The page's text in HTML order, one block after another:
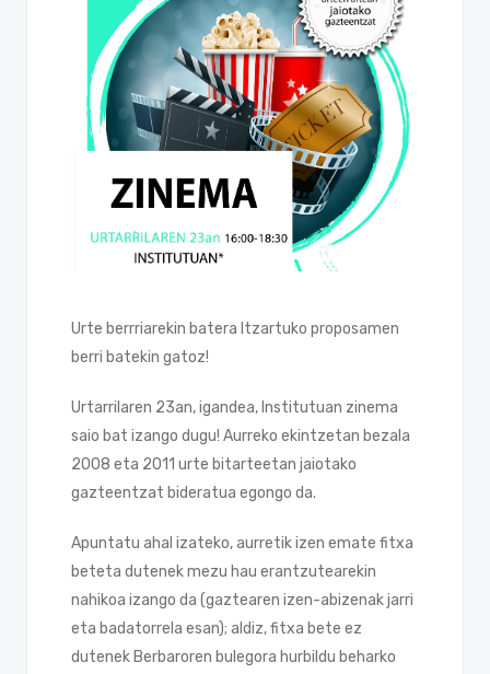
Urte berrriarekin batera Itzartuko proposamen
berri batekin gatoz!
Urtarrilaren 23an, igandea, Institutuan zinema
saio bat izango dugu! Aurreko ekintzetan bezala
2008 eta 2011 urte bitarteetan jaiotako
gazteentzat bideratua egongo da.
Apuntatu ahal izateko, aurretik izen emate fitxa
beteta dutenek mezu hau erantzutearekin
nahikoa izango da (gaztearen izen-abizenak jarri
eta badatorrela esan); aldiz, fitxa bete ez
dutenek Berbaroren bulegora hurbildu beharko